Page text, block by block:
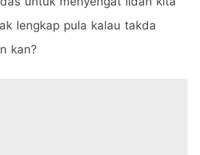
lengkap pula kalau takda
kan?